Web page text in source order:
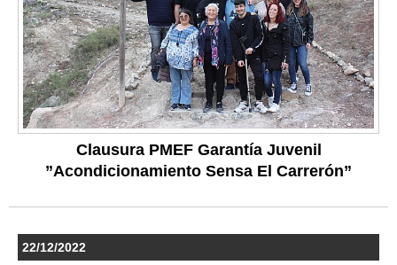
Clausura PMEF Garantía Juvenil
”Acondicionamiento Sensa El Carrerón”
22/12/2022